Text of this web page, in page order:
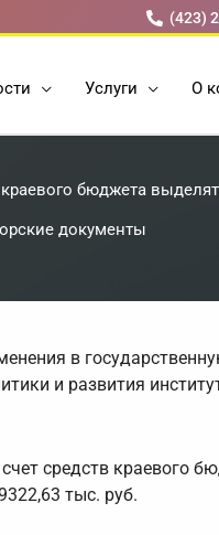
(423)
Услуги О
бюджета
документы
в
и развития
средств краевого
тыс. руб.